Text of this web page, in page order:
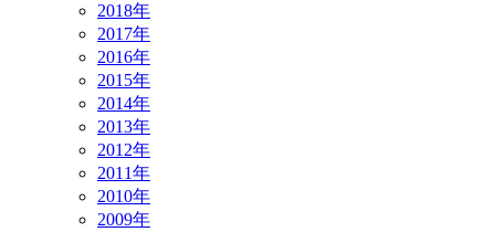
2018年
2017年
2016年
2015年
2014年
2013年
2012年
2011年
2010年
2009年